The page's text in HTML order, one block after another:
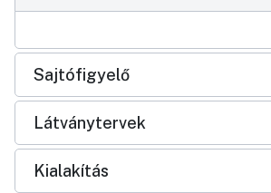
Sajtófigyelő
Látványtervek
Kialakítás